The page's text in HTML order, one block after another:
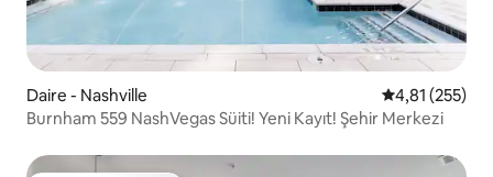
Daire - Nashville 5 üzerinden
4,81 (255)
Burnham 559 NashVegas Süiti! Yeni Kayıt! Şehir Merkezi